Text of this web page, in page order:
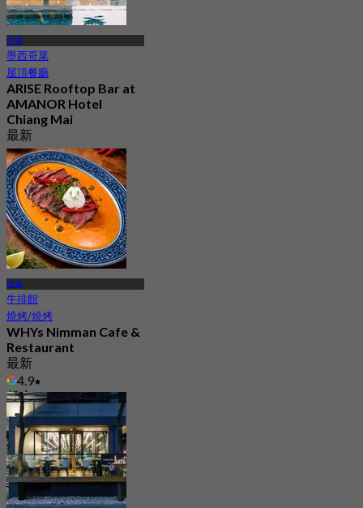
清邁
墨西哥菜
屋頂餐廳
ARISE Rooftop Bar at
AMANOR Hotel
Chiang Mai
最新
4.9
起฿ 847.5
清邁
牛排館
燒烤/燒烤
WHYs Nimman Cafe &
Restaurant
最新
4.9
起฿ 562.5